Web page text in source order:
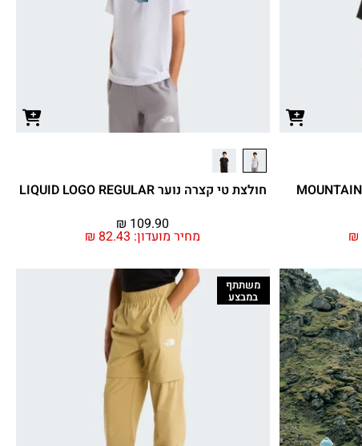
₪
חולצת טי קצרה נוער LIQUID LOGO REGULAR
מחיר מועדון: ₪ 82.43
₪ 109.90
משתתף
במבצע